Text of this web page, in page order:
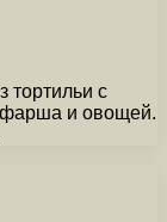
тортильи с
фарша и овощей.